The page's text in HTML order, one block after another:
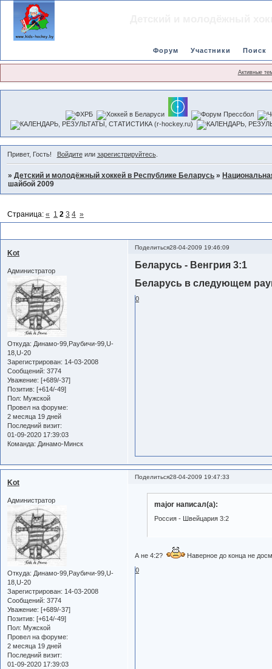
Форум Участники Поиск
Активные
Привет, Гость! Войдитеили зарегистрируйтесь.
»Детский и молодёжный хоккей в Республике Беларусь »
шайбой 2009
Страница:« 1 2 3 4 »
Поделиться28-04-2009 19:46:09
Kot
Администратор
Откуда: Динамо-99,Раубичи-99,U-
18,U-20
Зарегистрирован: 14-03-2008
Сообщений: 3774
Уважение: [+689/-37]
Позитив: [+614/-49]
Пол: Мужской
Провел на форуме:
2 месяца 19 дней
Последний визит:
01-09-2020 17:39:03
Команда: Динамо-Минск
Беларусь - Венгрия 3:1
Беларусь в следующем
0
Поделиться28-04-2009 19:47:33
Kot
Администратор
Откуда: Динамо-99,Раубичи-99,U-
18,U-20
Зарегистрирован: 14-03-2008
Сообщений: 3774
Уважение: [+689/-37]
Позитив: [+614/-49]
Пол: Мужской
Провел на форуме:
2 месяца 19 дней
Последний визит:
01-09-2020 17:39:03
major написал(а):
Россия - Швейцария 3:2
А не 4:2?
Наверное до конца не
0